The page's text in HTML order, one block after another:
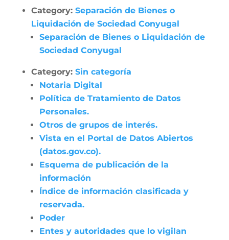
Category: Separación de Bienes o
Liquidación de Sociedad Conyugal
Separación de Bienes o Liquidación de
Sociedad Conyugal
Category: Sin categoría
Notaria Digital
Política de Tratamiento de Datos
Personales.
Otros de grupos de interés.
Vista en el Portal de Datos Abiertos
(datos.gov.co).
Esquema de publicación de la
información
Índice de información clasificada y
reservada.
Poder
Entes y autoridades que lo vigilan